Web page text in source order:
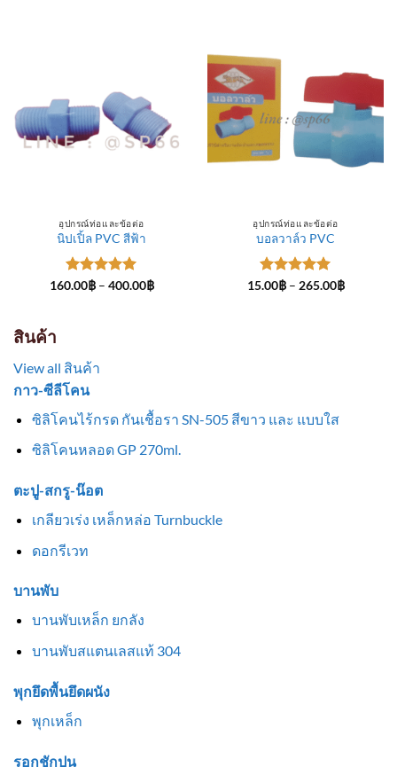
อุปกรณ์ท่อและข้อต่อ
นิปเปิ้ล PVC สีฟ้า
ให้คะแนน
160.00฿ – 400.00฿Price
อุปกรณ์ท่อและข้อต่อ
บอลวาล์ว PVC
ให้คะแนน
15.00฿ – 265.00฿Price
สินค้า
View all สินค้า
กาว-ซีลีโคน
ซิลิโคนไร้กรด กันเชื้อรา SN-505 สีขาว และ แบบใส
ซิลิโคนหลอด GP 270ml.
ตะปู-สกรู-น๊อต
เกลียวเร่ง เหล็กหล่อ Turnbuckle
ดอกรีเวท
บานพับ
บานพับเหล็ก ยกลัง
บานพับสแตนเลสแท้ 304
พุกยึดพื้นยึดผนัง
พุกเหล็ก
รอกชักปูน